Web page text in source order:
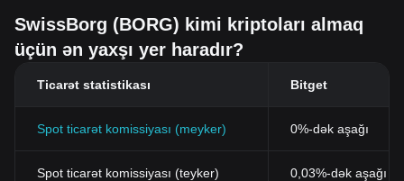
SwissBorg (BORG) kimi kriptoları almaq
üçün ən yaxşı yer haradır?
Ticarət statistikası Bitget
Spot ticarət komissiyası (meyker) 0%-dək aşağı
Spot ticarət komissiyası (teyker) 0,03%-dək aşağı